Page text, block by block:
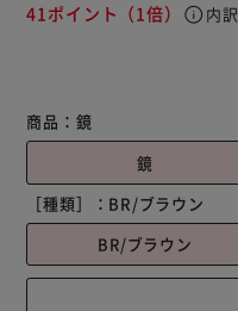
41ポイント （1倍） info 内訳
商品： 鏡
鏡
［種類］： BR/ブラウン
BR/ブラウン